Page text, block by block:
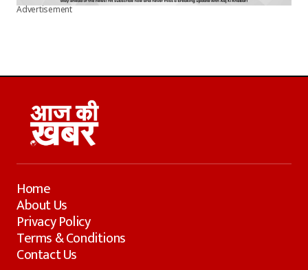
Advertisement
Home
About Us
Privacy Policy
Terms & Conditions
Contact Us